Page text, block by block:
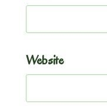
Website